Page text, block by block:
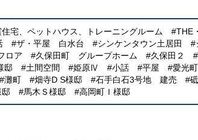
宅、ペットハウス、トレーニングルーム
THE
ザ・平屋 白水台 シンケンタウン土居田
ロア 久保田町 グループホーム
久保田２
邸 土間空間 姫原Ⅳ 小話 平屋
愛光
灘町 畑寺D S様邸 石手白石3号地 建売
馬木Ｓ様邸 高岡町Ｉ様邸